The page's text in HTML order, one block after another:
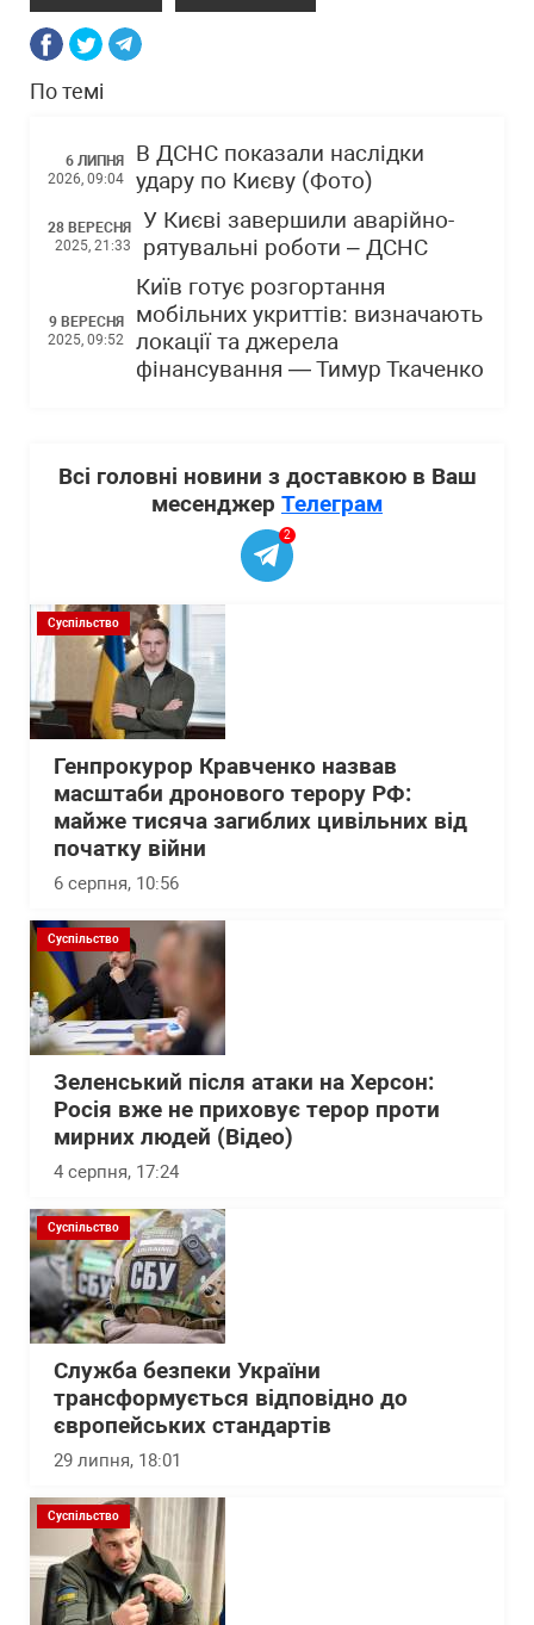
По темі
6 ЛИПНЯ
2026, 09:04
В ДСНС показали наслідки
удару по Києву (Фото)
28 ВЕРЕСНЯ
2025, 21:33
У Києві завершили аварійно-
рятувальні роботи – ДСНС
9 ВЕРЕСНЯ
2025, 09:52
Київ готує розгортання
мобільних укриттів: визначають
локації та джерела
фінансування — Тимур Ткаченко
Всі головні новини з доставкою в Ваш
месенджер Телеграм
2
Суспільство
Генпрокурор Кравченко назвав
масштаби дронового терору РФ:
майже тисяча загиблих цивільних від
початку війни
6 серпня, 10:56
Суспільство
Зеленський після атаки на Херсон:
Росія вже не приховує терор проти
мирних людей (Відео)
4 серпня, 17:24
Суспільство
Служба безпеки України
трансформується відповідно до
європейських стандартів
29 липня, 18:01
Суспільство